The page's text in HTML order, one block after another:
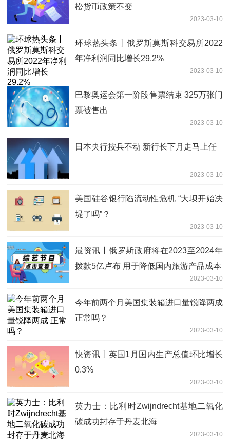
松货币政策不变
2023-03-10
环球热头条丨俄罗斯莫斯科交易所2022
年净利润同比增长29.2%
2023-03-10
巴黎奥运会第一阶段售票结束 325万张门
票被售出
2023-03-10
日本央行按兵不动 新行长下月走马上任
2023-03-10
美国硅谷银行陷流动性危机 “大坝开始决
堤了吗”？
2023-03-10
最资讯丨俄罗斯政府将在2023至2024年
拨款5亿卢布 用于降低国内旅游产品成本
2023-03-10
今年前两个月美国集装箱进口量锐降两成
正常吗？
2023-03-10
快资讯丨英国1月国内生产总值环比增长
0.3%
2023-03-10
英力士：比利时Zwijndrecht基地二氧化
碳成功封存于丹麦北海
2023-03-10